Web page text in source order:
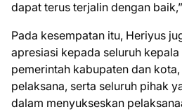
dapat terus terjalin dengan
Pada kesempatan itu, Heriyus
apresiasi kepada seluruh
pemerintah kabupaten dan
pelaksana, serta seluruh pihak
dalam menyukseskan